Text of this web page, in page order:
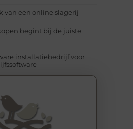
van een online slagerij
begint bij de juiste
installatiebedrijf voor